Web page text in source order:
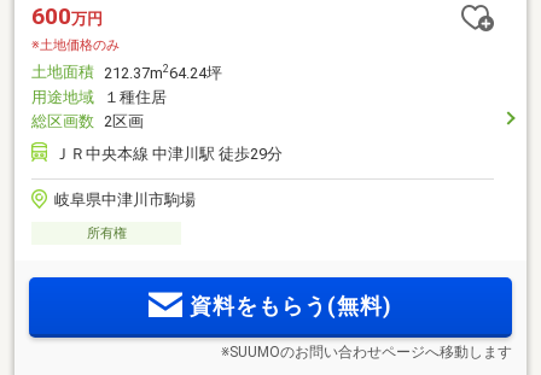
600万円
※土地価格のみ
土地面積 212.37m264.24坪
用途地域
１種住居
総区画数 2区画
ＪＲ中央本線 中津川駅 徒歩29分
岐阜県中津川市駒場
所有権
資料をもらう(無料)
※SUUMOのお問い合わせページへ移動します